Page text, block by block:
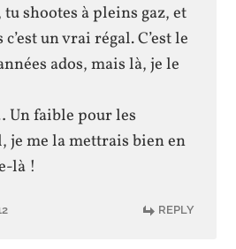
shootes à pleins gaz, et
un vrai régal. C’est le
ados, mais là, je le
Un faible pour les
je me la mettrais bien en
là !
REPLY